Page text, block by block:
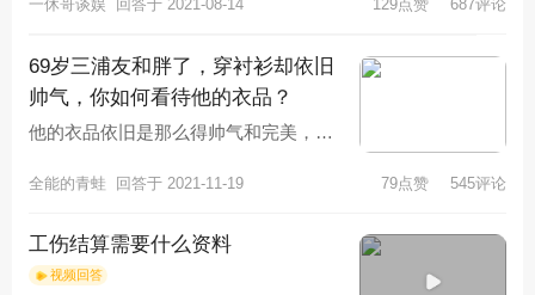
度，甚至盖过了梅艳芳。说她是国民
一休哥谈娱 回答于 2021-08-14 129点赞 687评论
69岁三浦友和胖了，穿衬衫却依旧
帅气，你如何看待他的衣品？
他的衣品依旧是那么得帅气和完美，感
巧和风格，确实不错。三浦友和拥有
全能的青蛙 回答于 2021-11-19 79点赞 545评论
工伤结算需要什么资料
视频回答